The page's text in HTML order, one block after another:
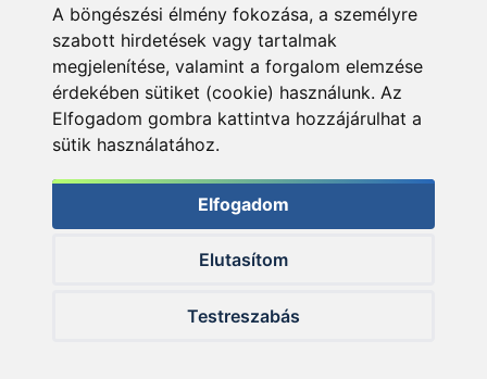
A böngészési élmény fokozása, a személyre
szabott hirdetések vagy tartalmak
megjelenítése, valamint a forgalom elemzése
érdekében sütiket (cookie) használunk. Az
Elfogadom gombra kattintva hozzájárulhat a
sütik használatához.
Elfogadom
Elutasítom
Testreszabás